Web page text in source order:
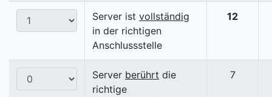
Server ist vollständig
in der richtigen
Anschlussstelle
12
Server berührt die
richtige
7